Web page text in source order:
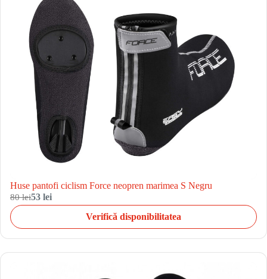
Huse pantofi ciclism Force neopren marimea S Negru
80 lei53 lei
Verifică disponibilitatea